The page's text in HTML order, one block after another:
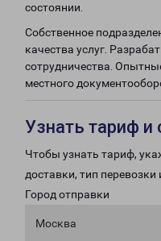
состоянии.
Собственное
качества услуг.
сотрудничества.
местного
Узнать тариф и
Чтобы узнать тариф,
доставки, тип перевозки
Город отправки
Москва